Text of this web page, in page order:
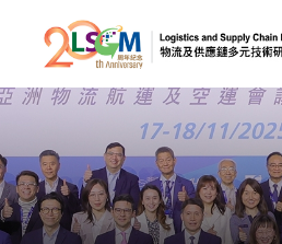
跳到内容（按回车
A A